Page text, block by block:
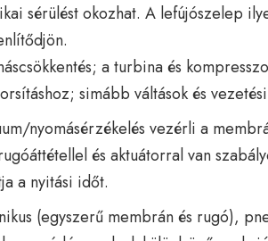
sérülést okozhat. A lefújószelep
a turbina és
simább váltások és
nyomásérzékelés vezérli a
és aktuátorral van
a nyitási időt.
(egyszerű membrán és rugó),